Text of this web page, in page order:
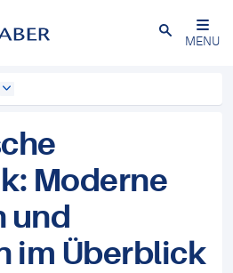
Schließen
MENU
Moderne
und
im Überblick